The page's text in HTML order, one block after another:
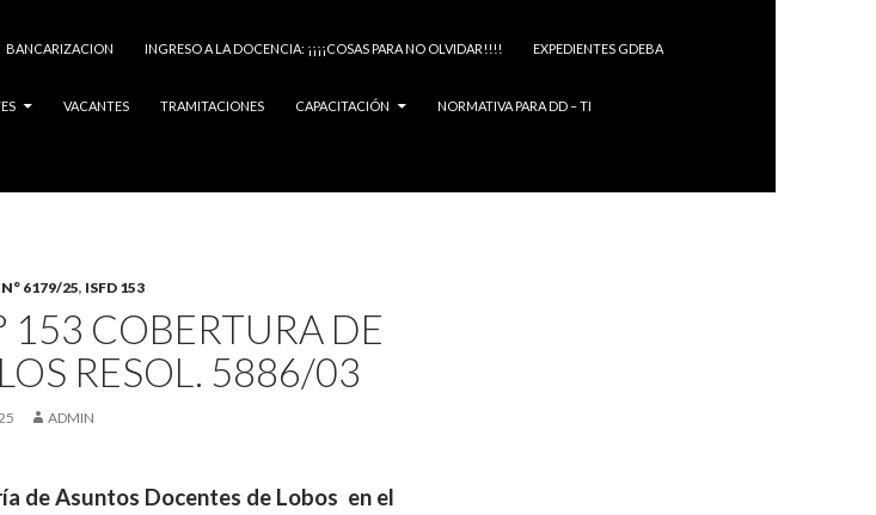
BANCARIZACION INGRESO A LA DOCENCIA: ¡¡¡¡COSAS PARA NO OLVIDAR!!!! EXPEDIENTES GDEBA
VACANTES TRAMITACIONES CAPACITACIÓN NORMATIVA PARA DD – TI
6179/25, ISFD 153
153 COBERTURA DE
RESOL. 5886/03
ADMIN
de Asuntos Docentes de Lobos en el